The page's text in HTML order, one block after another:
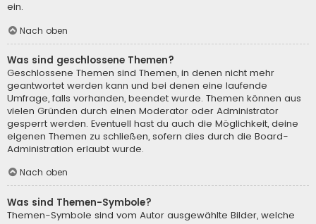
ein.
Nach oben
Was sind geschlossene Themen?
Geschlossene Themen sind Themen, in denen nicht mehr
geantwortet werden kann und bei denen eine laufende
Umfrage, falls vorhanden, beendet wurde. Themen können aus
vielen Gründen durch einen Moderator oder Administrator
gesperrt werden. Eventuell hast du auch die Möglichkeit, deine
eigenen Themen zu schließen, sofern dies durch die Board-
Administration erlaubt wurde.
Nach oben
Was sind Themen-Symbole?
Themen-Symbole sind vom Autor ausgewählte Bilder, welche